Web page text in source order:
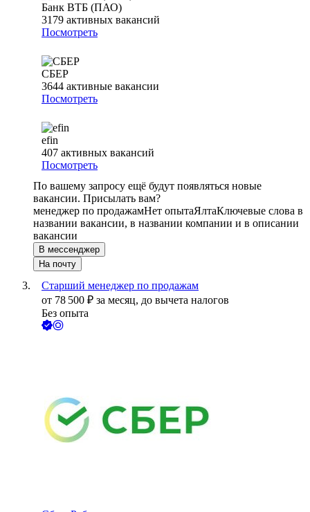
Банк ВТБ (ПАО)
3179 активных вакансий
Посмотреть
СБЕР
3644 активные вакансии
Посмотреть
efin
407 активных вакансий
Посмотреть
По вашему запросу ещё будут появляться новые
вакансии. Присылать вам?
менеджер по продажамНет опытаЯлтаКлючевые слова в
названии вакансии, в названии компании и в описании
вакансии
В мессенджер
На почту
Старший менеджер по продажам
от 78 500 ₽ за месяц, до вычета налогов
Без опыта